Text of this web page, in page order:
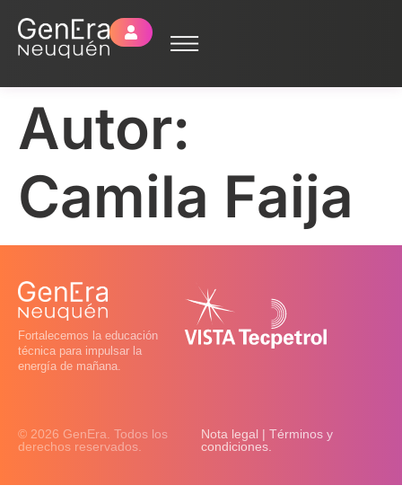
Autor:
Camila Faija
Fortalecemos la educación
técnica para impulsar la
energía de mañana.
© 2026 GenEra. Todos los
derechos reservados.
Nota legal | Términos y
condiciones.